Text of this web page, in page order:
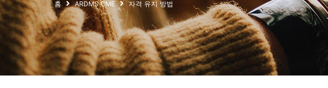
홈 ARDMS CME 자격 유지 방법